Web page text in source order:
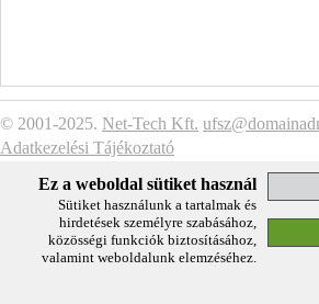
© 2001-2025. Net-Tech Kft.
Adatkezelési Tájékoztató
Ez a weboldal sütiket használ
Sütiket használunk a tartalmak és
hirdetések személyre szabásához,
közösségi funkciók biztosításához,
valamint weboldalunk elemzéséhez.